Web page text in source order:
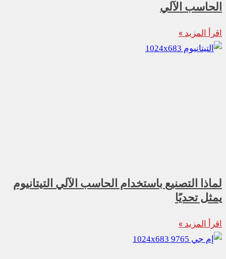
الحاسب الآلي
اقرأ المزيد »
لماذا التصنيع باستخدام الحاسب الآلي التيتانيوم
يمثل تحديًا
اقرأ المزيد »